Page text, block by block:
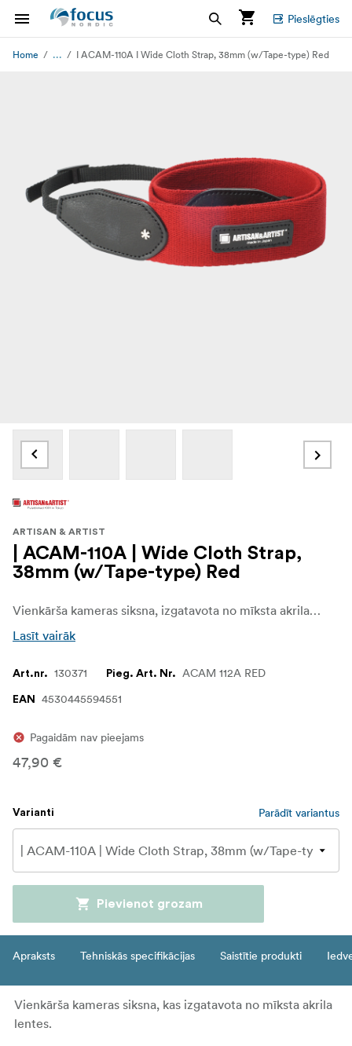
Pieslēgties
Home ... I ACAM-110A I Wide Cloth Strap, 38mm (w/Tape-type) Red
ARTISAN & ARTIST
| ACAM-110A | Wide Cloth Strap,
38mm (w/Tape-type) Red
Vienkārša kameras siksna, izgatavota no mīksta akrila lentes.Tās platums ir 38 mm, un garums ir piemērots, lai to valkātu diagonāli pāri ķermenim.
Lasīt vairāk
Art.nr. 130371 Pieg. Art. Nr. ACAM 112A RED
EAN 4530445594551
Pagaidām nav pieejams
47,90 €
Varianti Parādīt variantus
Pievienot grozam
Apraksts Tehniskās specifikācijas Saistītie produkti
Vienkārša kameras siksna, kas izgatavota no mīksta akrila
lentes.